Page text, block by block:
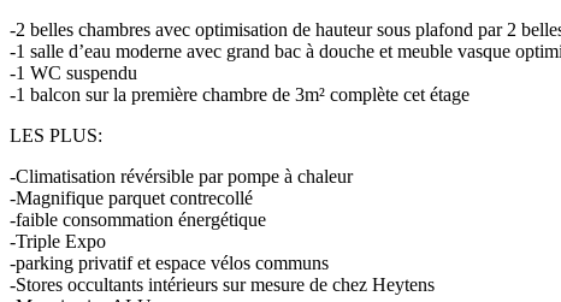
-2 belles chambres avec optimisation de hauteur sous plafond par 2
-1 salle d’eau moderne avec grand bac à douche et meuble vasque
-1 WC suspendu
-1 balcon sur la première chambre de 3m² complète cet étage
LES PLUS:
-Climatisation révérsible par pompe à chaleur
-Magnifique parquet contrecollé
-faible consommation énergétique
-Triple Expo
-parking privatif et espace vélos communs
-Stores occultants intérieurs sur mesure de chez Heytens